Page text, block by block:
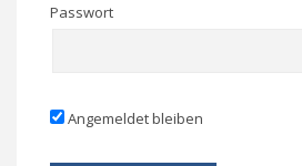
Passwort
Angemeldet bleiben